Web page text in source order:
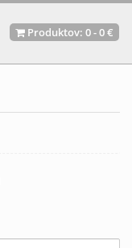
Produktov: 0-0 €